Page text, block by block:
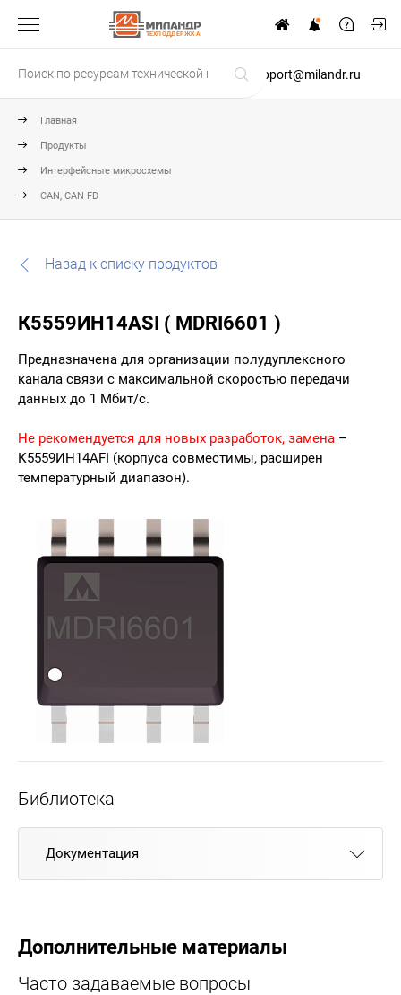
ТЕХПОДДЕРЖКА
support@milandr.ru
Главная
Продукты
Интерфейсные микросхемы
CAN, CAN FD
Назад к списку продуктов
К5559ИН14АSI ( MDRI6601 )
Предназначена для организации полудуплексного
канала связи с максимальной скоростью передачи
данных до 1 Мбит/с.
Не рекомендуется для новых разработок, замена –
К5559ИН14АFI (корпуса совместимы, расширен
температурный диапазон).
Библиотека
Документация
Дополнительные материалы
Часто задаваемые вопросы